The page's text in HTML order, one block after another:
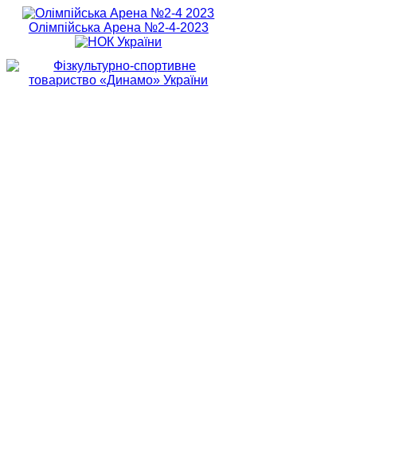
Олімпійська Арена №2-4-2023